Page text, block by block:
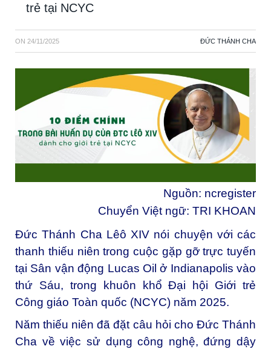
trẻ tại NCYC
ON 24/11/2025 ĐỨC THÁNH CHA
Nguồn: ncregister
Chuyển Việt ngữ: TRI KHOAN
Đức Thánh Cha Lêô XIV nói chuyện với các
thanh thiếu niên trong cuộc gặp gỡ trực tuyến
tại Sân vận động Lucas Oil ở Indianapolis vào
thứ Sáu, trong khuôn khổ Đại hội Giới trẻ
Công giáo Toàn quốc (NCYC) năm 2025.
Năm thiếu niên đã đặt câu hỏi cho Đức Thánh
Cha về việc sử dụng công nghệ, đứng dậy